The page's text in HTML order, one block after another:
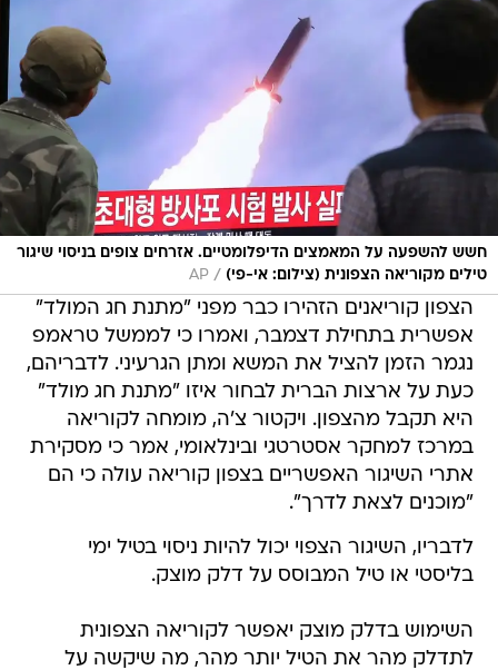
חשש להשפעה על המאמצים הדיפלומטיים. אזרחים צופים בניסוי שיגור
טילים מקוריאה הצפונית (צילום: אי-פי) /
AP
הצפון קוריאנים הזהירו כבר מפני "מתנת חג המולד"
אפשרית בתחילת דצמבר, ואמרו כי לממשל טראמפ
נגמר הזמן להציל את המשא ומתן הגרעיני. לדבריהם,
כעת על ארצות הברית לבחור איזו "מתנת חג מולד"
היא תקבל מהצפון. ויקטור צ'ה, מומחה לקוריאה
במרכז למחקר אסטרטגי ובינלאומי, אמר כי מסקירת
אתרי השיגור האפשריים בצפון קוריאה עולה כי הם
"מוכנים לצאת לדרך".
לדבריו, השיגור הצפוי יכול להיות ניסוי בטיל ימי
בליסטי או טיל המבוסס על דלק מוצק.
השימוש בדלק מוצק יאפשר לקוריאה הצפונית
לתדלק מהר את הטיל יותר מהר, מה שיקשה על